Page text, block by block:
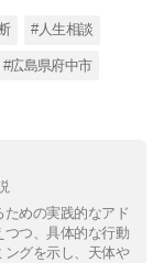
#人生相談
#広島県府中市
めの実践的なアド
つ、具体的な行動
ングを示し、天体や